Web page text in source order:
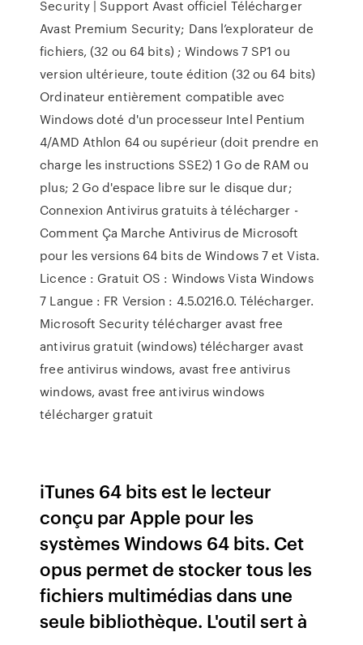
Security | Support Avast officiel Télécharger
Avast Premium Security; Dans l’explorateur de
fichiers, (32 ou 64 bits) ; Windows 7 SP1 ou
version ultérieure, toute édition (32 ou 64 bits)
Ordinateur entièrement compatible avec
Windows doté d'un processeur Intel Pentium
4/AMD Athlon 64 ou supérieur (doit prendre en
charge les instructions SSE2) 1 Go de RAM ou
plus; 2 Go d'espace libre sur le disque dur;
Connexion Antivirus gratuits à télécharger -
Comment Ça Marche Antivirus de Microsoft
pour les versions 64 bits de Windows 7 et Vista.
Licence : Gratuit OS : Windows Vista Windows
7 Langue : FR Version : 4.5.0216.0. Télécharger.
Microsoft Security télécharger avast free
antivirus gratuit (windows) télécharger avast
free antivirus windows, avast free antivirus
windows, avast free antivirus windows
télécharger gratuit
iTunes 64 bits est le lecteur
conçu par Apple pour les
systèmes Windows 64 bits. Cet
opus permet de stocker tous les
fichiers multimédias dans une
seule bibliothèque. L'outil sert à